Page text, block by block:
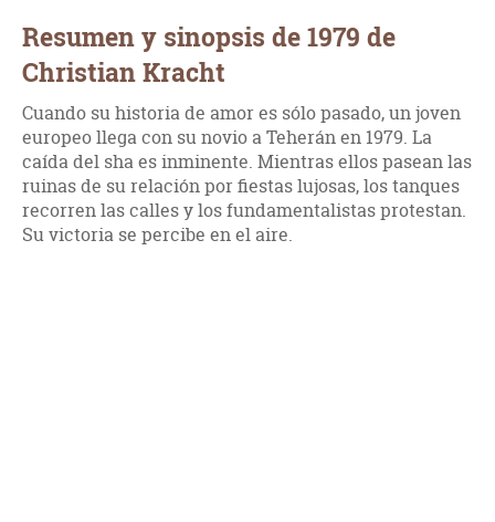
Resumen y sinopsis de 1979 de
Christian Kracht
Cuando su historia de amor es sólo pasado, un joven
europeo llega con su novio a Teherán en 1979. La
caída del sha es inminente. Mientras ellos pasean las
ruinas de su relación por fiestas lujosas, los tanques
recorren las calles y los fundamentalistas protestan.
Su victoria se percibe en el aire.